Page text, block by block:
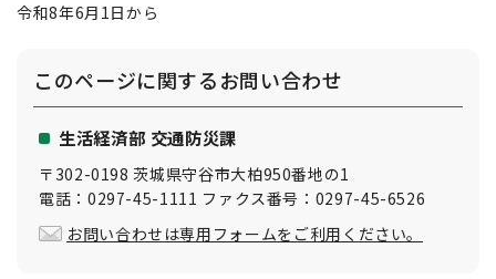
令和8年6月1日から
このページに関するお問い合わせ
生活経済部 交通防災課
〒302-0198 茨城県守谷市大柏950番地の1
電話：0297-45-1111 ファクス番号：0297-45-6526
お問い合わせは専用フォームをご利用ください。